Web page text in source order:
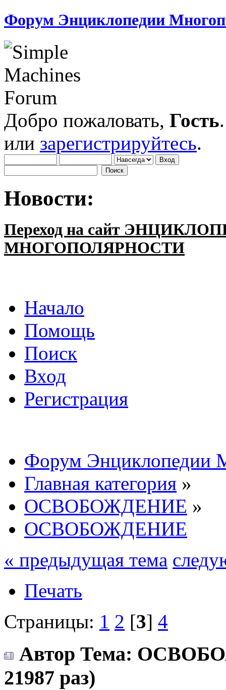
Форум Энциклопедии
Добро пожаловать, Гость
или зарегистрируйтесь.
Новости:
Переход на сайт
МНОГОПОЛЯРНОСТИ
Начало
Помощь
Поиск
Вход
Регистрация
Форум Энциклопедии
Главная категория »
ОСВОБОЖДЕНИЕ »
ОСВОБОЖДЕНИЕ
« предыдущая тема
Печать
Страницы: 1 2 [3] 4
Автор Тема:
21987 раз)